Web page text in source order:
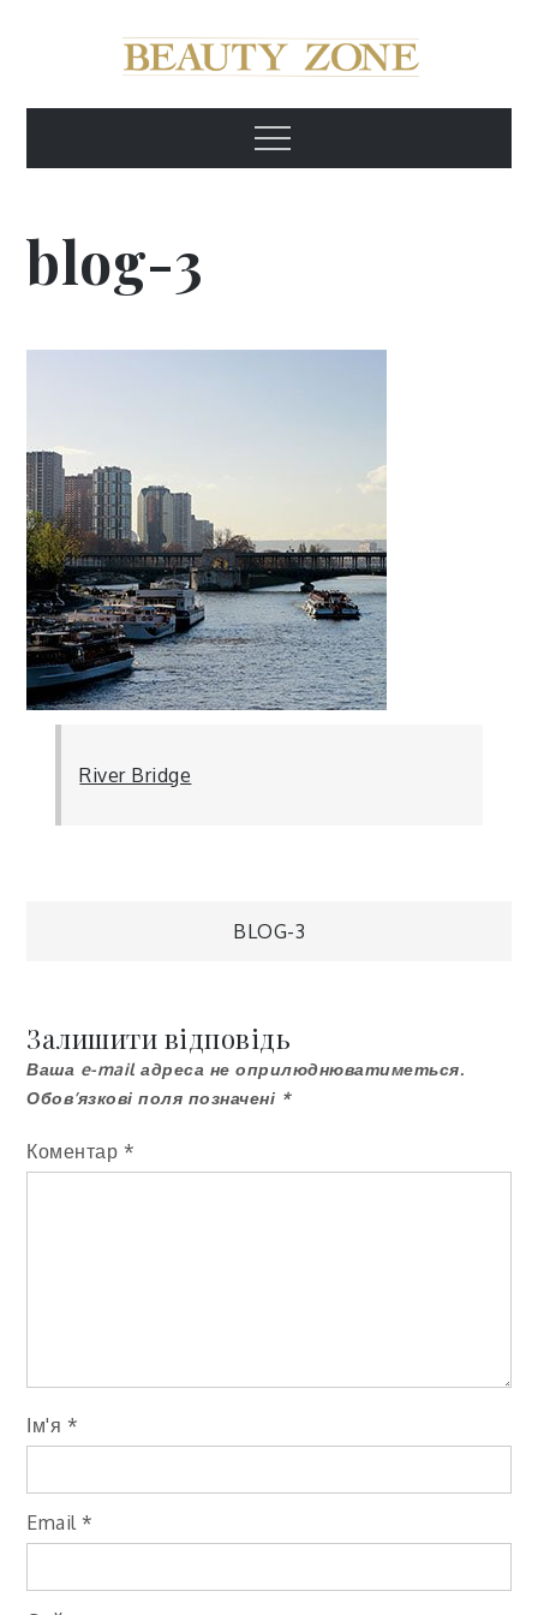
Beauty Zone Київ
Beauty Zone Київ
Menu
blog-3
River Bridge
Навігація
BLOG-3
Залишити відповідь
Ваша e-mail адреса не оприлюднюватиметься.
Обов’язкові поля позначені *
Коментар *
Ім'я *
Email *